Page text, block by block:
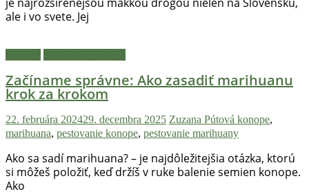
novinky
konopnej
scény,
najlepší
chill-
stoner
tipy
a
lifestyle.
Klikni
ale i vo svete. Jej
Začíname správne: Ako zasadiť marihuanu
krok za krokom
22. februára 202429. decembra 2025 Zuzana Pútová konope,
marihuana, pestovanie konope, pestovanie marihuany
Ako sa sadí marihuana? – je najdôležitejšia otázka, ktorú
si môžeš položiť, keď držíš v ruke balenie semien konope.
Ako